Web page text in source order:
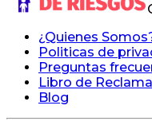
¿Quienes
Politicas de
Preguntas
Libro de
Blog